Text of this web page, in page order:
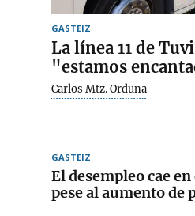
GASTEIZ
La línea 11 de
"estamos
Carlos Mtz. Orduna
GASTEIZ
El desempleo cae
pese al aumento de